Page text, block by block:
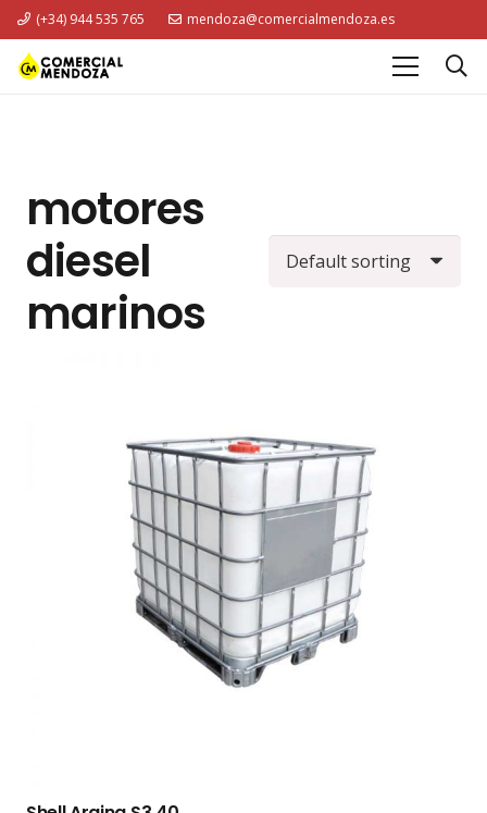
(+34) 944 535 765 mendoza@comercialmendoza.es
motores
diesel
marinos